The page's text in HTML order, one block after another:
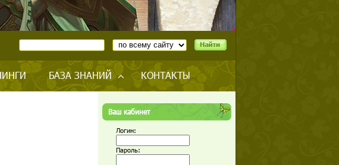
БАЗА ЗНАНИЙ КОНТАКТЫ
Ваш кабинет
Логин:
Пароль: